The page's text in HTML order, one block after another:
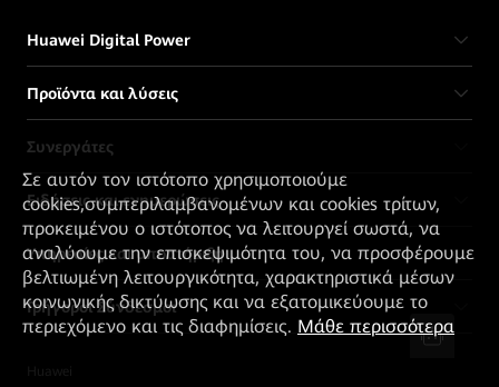
Huawei Digital Power
Προϊόντα και λύσεις
Συνεργάτες
Ειδήσεις και ενημερώσεις
Υπηρεσίες και υποστήριξη
Γρήγοροι Σύνδεσμοι
Σε αυτόν τον ιστότοπο χρησιμοποιούμε
cookies,συμπεριλαμβανομένων και cookies τρίτων,
προκειμένου ο ιστότοπος να λειτουργεί σωστά, να
αναλύουμε την επισκεψιμότητα του, να προσφέρουμε
βελτιωμένη λειτουργικότητα, χαρακτηριστικά μέσων
κοινωνικής δικτύωσης και να εξατομικεύουμε το
περιεχόμενο και τις διαφημίσεις. Μάθε περισσότερα